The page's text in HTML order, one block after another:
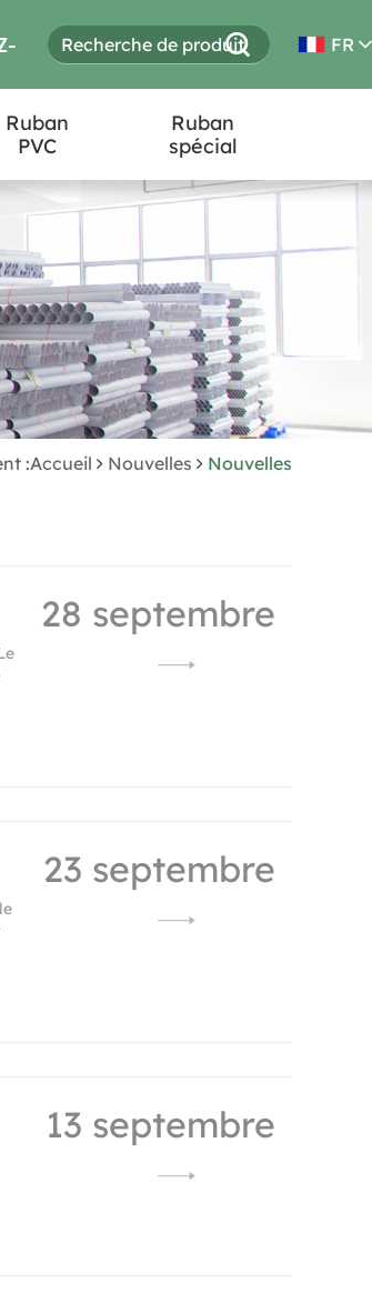
FR
Ruban
PVC
Ruban
spécial
:Accueil Nouvelles Nouvelles
28 septembre
23 septembre
13 septembre